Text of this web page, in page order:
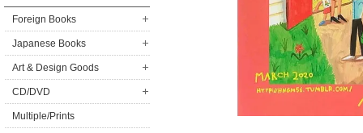
Foreign Books
Japanese Books
Art & Design Goods
CD/DVD
Multiple/Prints